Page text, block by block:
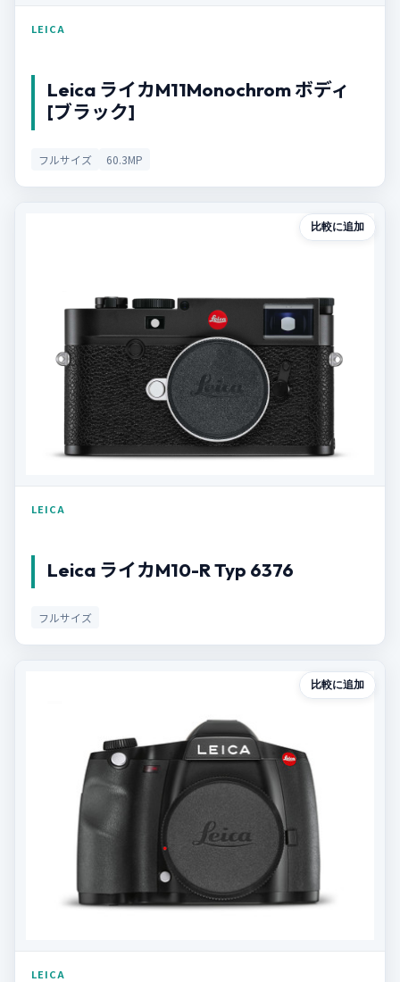
LEICA
Leica ライカM11Monochrom ボディ
[ブラック]
フルサイズ 60.3MP
比較に追加
LEICA
Leica ライカM10-R Typ 6376
フルサイズ
比較に追加
LEICA